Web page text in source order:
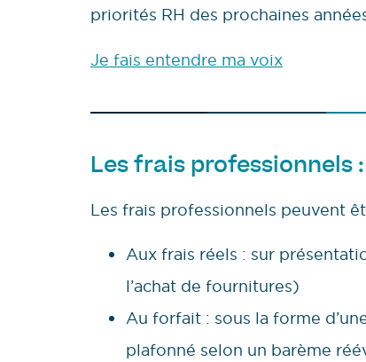
priorités RH des prochaines
Je fais entendre ma voix
Les frais professionnels
Les frais professionnels peuvent
Aux frais réels : sur
l’achat de fournitures)
Au forfait : sous la forme
plafonné selon un barème